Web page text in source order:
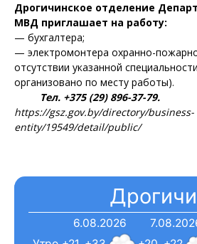
Дрогичинское отделение
МВД приглашает на работу:
— бухгалтера;
— электромонтера охранно-
отсутствии указанной
организовано по месту работы).
Тел. +375 (29) 896-37-79.
https://gsz.gov.by/directory/business-
entity/19549/detail/public/
6.08.2026